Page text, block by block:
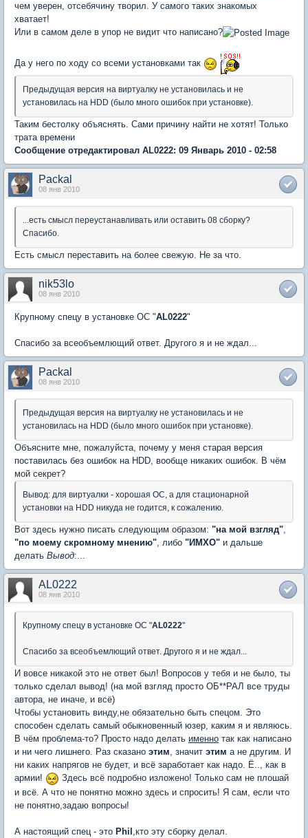
чем уверен, отсебячину творил. У самого таких знакомых
хватает!
Или в самом деле в упор не видит что написано?
Да у него по ходу со всеми установками так
Предыдущая версия на виртуалку не установилась и не
установилась на HDD (было много ошибок при установке).
Таким бестолку объяснять. Сами причину найти не хотят! Только
трата времени
Сообщение отредактировал AL0222: 09 Январь 2010 - 02:58
Packal
08 янв 2010
...есть смысл переустанавливать или оставить 08 сборку?
Спасибо.
Есть смысл переставить на более свежую. Не за что.
nik53lo
08 янв 2010
Крупному спецу в установке ОС "AL0222"
Спасибо за всеобъемлющий ответ. Другого я и не ждал...
Packal
08 янв 2010
Предыдущая версия на виртуалку не установилась и не
установилась на HDD (было много ошибок при установке).
Объясните мне, пожалуйста, почему у меня старая версия
поставилась без ошибок на HDD, вообще никаких ошибок. В чём
мой секрет?
Вывод: для виртуалки - хорошая ОС, а для стационарной
установки на HDD никуда не годится, к сожалению.
Вот здесь нужно писать следующим образом: "на мой взгляд",
"по моему скромному мнению", либо "ИМХО" и дальше
делать Вывод:...
AL0222
08 янв 2010
Крупному спецу в установке ОС "AL0222"
Спасибо за всеобъемлющий ответ. Другого я и не ждал...
И вовсе никакой это не ответ был! Вопросов у тебя и не было, ты
только сделал вывод! (на мой взгляд просто ОБ**РАЛ все труды
автора, не иначе, и всё)
Чтобы установить винду,не обязательно быть спецом. Это
способен сделать самый обыкновенный юзер, каким я и являюсь.
В чём проблема-то? Просто надо делать именно так как написано
и ни чего лишнего. Раз сказано этим, значит этим а не другим. И
ни каких напрягов не будет, и всё заработает как надо. Ё.., как в
армии!
Здесь всё подробно изложено! Только сам не плошай
и всё. А что не понятно можно здесь и спросить! Я сам, если что
не понятно,задаю вопросы!
А настоящий спец - это Phil ,кто эту сборку делал.